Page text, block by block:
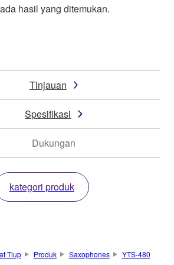
hasil yang ditemukan.
Tinjauan
Spesifikasi
Dukungan
kategori produk
Tiup Produk Saxophones YTS-480